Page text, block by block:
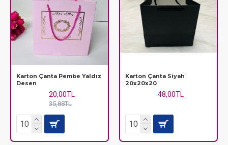
Karton Çanta Pembe Yaldız
Desen
20,00TL
35,88TL
Karton Çanta Siyah
20x20x20
48,00TL